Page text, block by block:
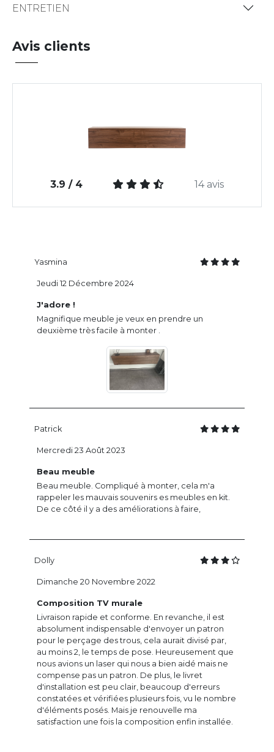
ENTRETIEN
Avis clients
3.9 / 4 14 avis
Yasmina
J'adore !
Magnifique meuble je veux en prendre un
deuxième très facile à monter .
Jeudi 12 Décembre 2024
Patrick
Beau meuble
Beau meuble. Compliqué à monter, cela m'a
rappeler les mauvais souvenirs es meubles en kit.
De ce côté il y a des améliorations à faire,
Mercredi 23 Août 2023
Dolly
Composition TV murale
Livraison rapide et conforme. En revanche, il est
absolument indispensable d'envoyer un patron
pour le perçage des trous, cela aurait divisé par,
au moins 2, le temps de pose. Heureusement que
nous avions un laser qui nous a bien aidé mais ne
compense pas un patron. De plus, le livret
d'installation est peu clair, beaucoup d'erreurs
constatées et vérifiées plusieurs fois, vu le nombre
d'éléments posés. Mais je renouvelle ma
satisfaction une fois la composition enfin installée.
Dimanche 20 Novembre 2022